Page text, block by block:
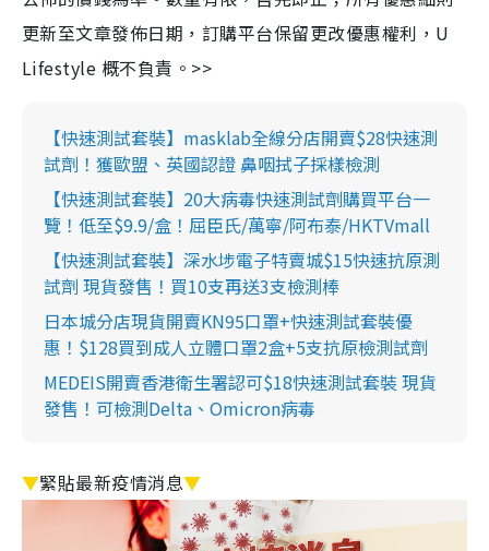
更新至文章發佈日期，訂購平台保留更改優惠權利，U
Lifestyle 概不負責。>>
【快速測試套裝】masklab全線分店開賣$28快速測
試劑！獲歐盟、英國認證 鼻咽拭子採樣檢測
【快速測試套裝】20大病毒快速測試劑購買平台一
覽！低至$9.9/盒！屈臣氏/萬寧/阿布泰/HKTVmall
【快速測試套裝】深水埗電子特賣城$15快速抗原測
試劑 現貨發售！買10支再送3支檢測棒
日本城分店現貨開賣KN95口罩+快速測試套裝優
惠！$128買到成人立體口罩2盒+5支抗原檢測試劑
MEDEIS開賣香港衛生署認可$18快速測試套裝 現貨
發售！可檢測Delta、Omicron病毒
▼緊貼最新疫情消息▼